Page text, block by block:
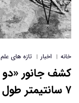
خانه | اخبار | تازه های علم
۷ سانتیمتر طول داشته است